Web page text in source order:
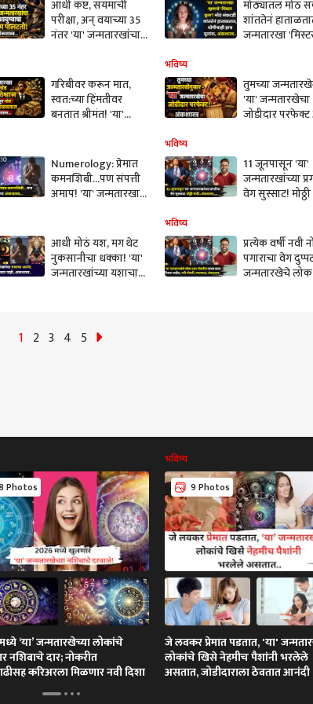
आधी कष्ट, संयमाची
परीक्षा, अन् वयाच्या 35
नंतर 'या' जन्मतारखांचा
अंकशास्त्रात म्हटलंय..
मोठ्यातलं मोठं
शांततेनं
जन्मतारखा
मूलांक, अंकशास्त्र
गरिबीवर करून मात,
स्वत:च्या हिंमतीवर
बनतात श्रीमंत! 'या'
मिळवतात, अंकशास्त्र
भविष्य
तुमच्या
'या' जन्मतारखेचा
जोडीदार
अंकशास्त्र सांगते...
Numerology: प्रेमात
कमनशिबी...पण संपत्ती
अमाप! 'या' जन्मतारखा
भावनिक, अंकशास्त्रात
म्हटलंय...
भविष्य
11 जूनपासून 'या'
जन्मतारखांच्या
वेग सुस्साट!
नफा, अंकशास्त्र..
आधी मोठं यश, मग थेट
नुकसानीचा धक्का! 'या'
जन्मतारखांच्या यशाचा
भविष्य
प्रत्येक वर्षी नवी
पगाराचा वेग
जन्मतारखेचे
1 2 3 4 5
Photos
‘या’ जन्मतारखेच्या लोकांचे
नशिबाचे दार; नोकरीत
करिअरला मिळणार नवी दिशा
भविष्य
9 Photos
जे लवकर प्रेमात पडतात, 'या'
लोकांचे खिसे नेहमीच पैशांनी भरलेले
असतात, जोडीदाराला ठेवतात आनंदी